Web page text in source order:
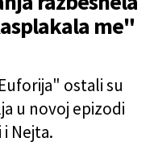
me"
ostali su
u novoj epizodi
Nejta.